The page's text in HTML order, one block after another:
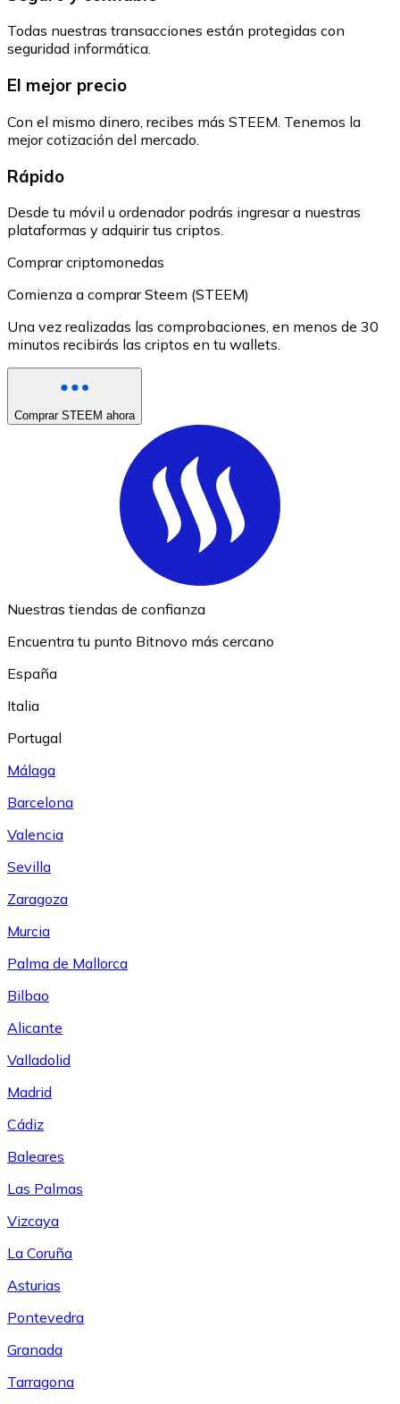
Todas nuestras transacciones están protegidas con
seguridad informática.
El mejor precio
Con el mismo dinero, recibes más STEEM. Tenemos la
mejor cotización del mercado.
Rápido
Desde tu móvil u ordenador podrás ingresar a nuestras
plataformas y adquirir tus criptos.
Comprar criptomonedas
Comienza a comprar Steem (STEEM)
Una vez realizadas las comprobaciones, en menos de 30
minutos recibirás las criptos en tu wallets.
Comprar STEEM ahora
Nuestras tiendas de confianza
Encuentra tu punto Bitnovo más cercano
España
Italia
Portugal
Málaga
Barcelona
Valencia
Sevilla
Zaragoza
Murcia
Palma de Mallorca
Bilbao
Alicante
Valladolid
Madrid
Cádiz
Baleares
Las Palmas
Vizcaya
La Coruña
Asturias
Pontevedra
Granada
Tarragona